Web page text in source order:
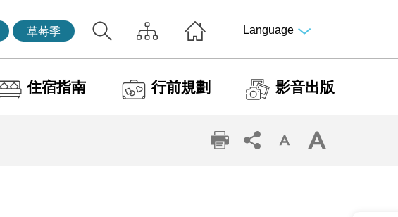
草莓季 Language
住宿指南 行前規劃 影音出版